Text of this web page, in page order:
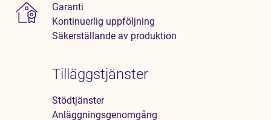
Garanti
Kontinuerlig uppföljning
Säkerställande av produktion
Tilläggstjänster
Stödtjänster
Anläggningsgenomgång